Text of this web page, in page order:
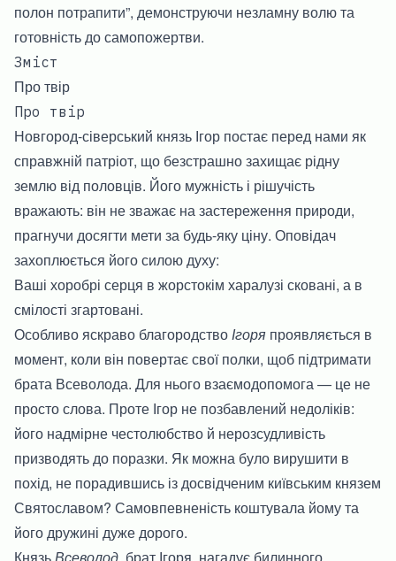
полон потрапити”, демонструючи незламну волю та
готовність до самопожертви.
Зміст
Про твір
Про твір
Новгород-сіверський князь Ігор постає перед нами як
справжній патріот, що безстрашно захищає рідну
землю від половців. Його мужність і рішучість
вражають: він не зважає на застереження природи,
прагнучи досягти мети за будь-яку ціну. Оповідач
захоплюється його силою духу:
Ваші хоробрі серця в жорстокім харалузі сковані, а в
смілості згартовані.
Особливо яскраво благородствоІгоря проявляється в
момент, коли він повертає свої полки, щоб підтримати
брата Всеволода. Для нього взаємодопомога — це не
просто слова. Проте Ігор не позбавлений недоліків:
його надмірне честолюбство й нерозсудливість
призводять до поразки. Як можна було вирушити в
похід, не порадившись із досвідченим київським князем
Святославом? Самовпевненість коштувала йому та
його дружині дуже дорого.
КнязьВсеволод, брат Ігоря, нагадує билинного